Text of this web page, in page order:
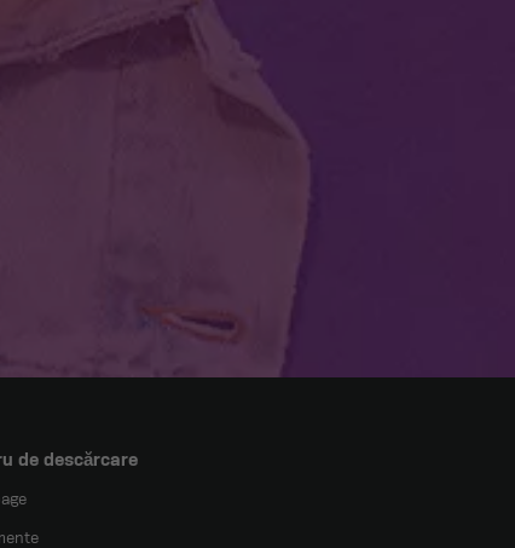
de descărcare